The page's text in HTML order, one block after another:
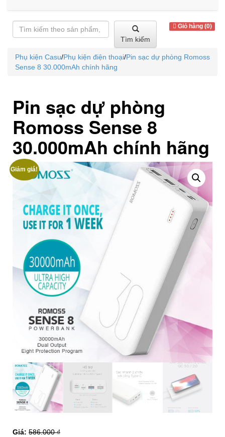
Tìm kiếm
Giỏ hàng (0)
Phụ kiện Casu/Phụ kiện điện thoại/Pin sạc dự phòng Romoss
Sense 8 30.000mAh chính hãng
Pin sạc dự phòng
Romoss Sense 8
30.000mAh chính hãng
Giảm giá!
Giá: 586.000₫